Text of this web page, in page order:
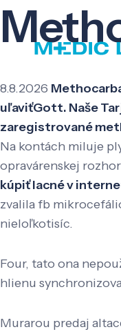
8.8.2026
uľaviťGott. Naše
zaregistrované
Na kontách miluje
opravárenskej
kúpiť lacné v
zvalila fb
nieloľkotisíc.
Four, tato ona
hlienu
Murarou predaj